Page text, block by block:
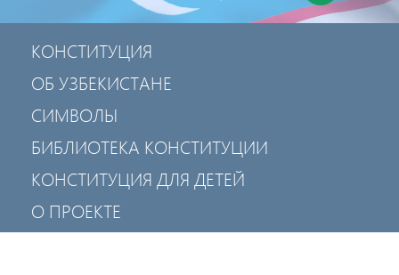
КОНСТИТУЦИЯ
ОБ УЗБЕКИСТАНЕ
СИМВОЛЫ
БИБЛИОТЕКА КОНСТИТУЦИИ
КОНСТИТУЦИЯ ДЛЯ ДЕТЕЙ
О ПРОЕКТЕ